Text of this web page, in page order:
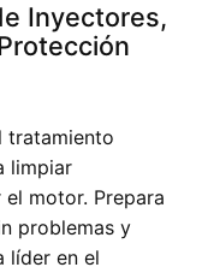
Inyectores,
tratamiento
limpiar
motor. Prepara
problemas y
líder en el